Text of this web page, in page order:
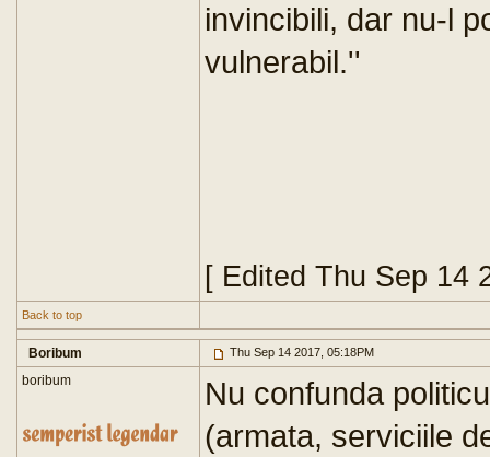
invincibili, dar nu-l
vulnerabil.''
[ Edited Thu Sep 14
Back to top
Boribum Thu Sep 14 2017, 05:18PM
boribum
Nu confunda
(armata, serviciile